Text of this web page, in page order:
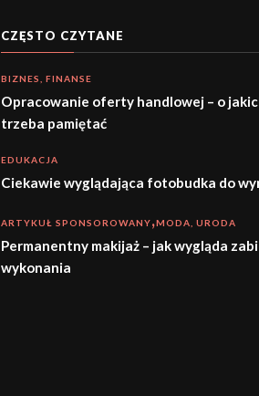
CZĘSTO CZYTANE
BIZNES, FINANSE
Opracowanie oferty handlowej – o
trzeba pamiętać
EDUKACJA
Ciekawie wyglądająca fotobudka do
ARTYKUŁ SPONSOROWANY MODA, URODA
Permanentny makijaż – jak wygląda
wykonania